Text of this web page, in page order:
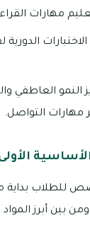
مهارات
الاختبارات
النمو العاطفي
مهارات التواصل.
الأولى
للطلاب بداية